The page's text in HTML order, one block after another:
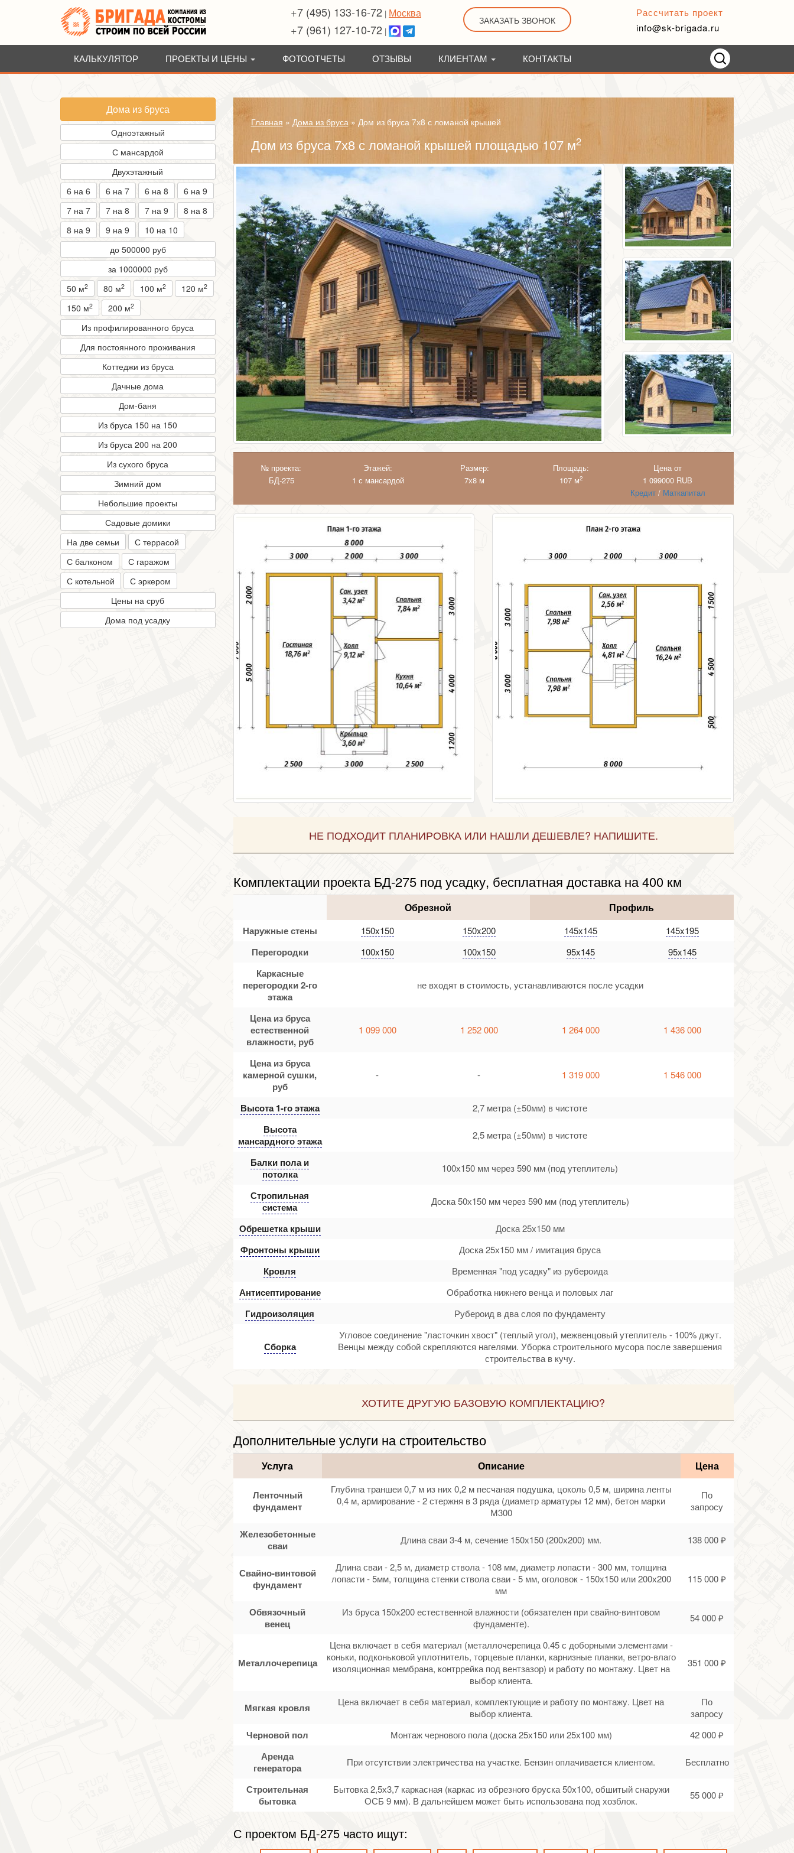
+7 (495) 133-16-72 | Москва
+7 (961) 127-10-72 |
ЗАКАЗАТЬ ЗВОНОК
Рассчитать проект
info@sk-brigada.ru
КАЛЬКУЛЯТОР ПРОЕКТЫ И ЦЕНЫ ФОТООТЧЕТЫ ОТЗЫВЫ КЛИЕНТАМ КОНТАКТЫ
Главная » Дома из бруса» Дом из бруса 7х8 с ломаной крышей
Дом из бруса 7х8 с ломаной крышей площадью 107 м2
№ проекта:
БД-275
Этажей:
1 с мансардой
Размер:
7х8 м
Площадь:
107 м2
Цена от
1 099000 RUB
Кредит/ Маткапитал
НЕ ПОДХОДИТ ПЛАНИРОВКА ИЛИ НАШЛИ ДЕШЕВЛЕ? НАПИШИТЕ.
Комплектации проекта БД-275 под усадку, бесплатная доставка на 400 км
Обрезной Профиль
Наружные стены 150x150 150x200 145x145 145x195
Перегородки 100x150 100x150 95x145 95x145
Каркасные
перегородки 2-го
этажа
не входят в стоимость, устанавливаются после усадки
Цена из бруса
естественной
влажности, руб
1 099 000 1 252 000 1 264 000 1 436 000
Цена из бруса
камерной сушки,
руб
- - 1 319 000 1 546 000
Высота 1-го этажа 2,7 метра (±50мм) в чистоте
Высота
мансардного этажа
2,5 метра (±50мм) в чистоте
Балки пола и
потолка
100х150 мм через 590 мм (под утеплитель)
Стропильная
система
Доска 50х150 мм через 590 мм (под утеплитель)
Обрешетка крыши Доска 25х150 мм
Фронтоны крыши Доска 25х150 мм / имитация бруса
Кровля Временная "под усадку" из рубероида
Антисептирование Обработка нижнего венца и половых лаг
Гидроизоляция Рубероид в два слоя по фундаменту
Сборка
Угловое соединение "ласточкин хвост" (теплый угол), межвенцовый утеплитель - 100% джут.
Венцы между собой скрепляются нагелями. Уборка строительного мусора после завершения
строительства в кучу.
ХОТИТЕ ДРУГУЮ БАЗОВУЮ КОМПЛЕКТАЦИЮ?
Дополнительные услуги на строительство
Услуга Описание Цена
Ленточный
фундамент
Глубина траншеи 0,7 м из них 0,2 м песчаная подушка, цоколь 0,5 м, ширина ленты
0,4 м, армирование - 2 стержня в 3 ряда (диаметр арматуры 12 мм), бетон марки
М300
По
запросу
Железобетонные
сваи
Длина сваи 3-4 м, сечение 150х150 (200х200) мм. 138 000 ₽
Свайно-винтовой
фундамент
Длина сваи - 2,5 м, диаметр ствола - 108 мм, диаметр лопасти - 300 мм, толщина
лопасти - 5мм, толщина стенки ствола сваи - 5 мм, оголовок - 150х150 или 200х200
мм
115 000 ₽
Обвязочный
венец
Из бруса 150х200 естественной влажности (обязателен при свайно-винтовом
фундаменте).
54 000 ₽
Металлочерепица
Цена включает в себя материал (металлочерепица 0.45 с доборными элементами -
коньки, подконьковой уплотнитель, торцевые планки, карнизные планки, ветро-влаго
изоляционная мембрана, контррейка под вентзазор) и работу по монтажу. Цвет на
выбор клиента.
351 000 ₽
Мягкая кровля
Цена включает в себя материал, комплектующие и работу по монтажу. Цвет на
выбор клиента.
По
запросу
Черновой пол Монтаж чернового пола (доска 25х150 или 25х100 мм) 42 000 ₽
Аренда
генератора
При отсутствии электричества на участке. Бензин оплачивается клиентом. Бесплатно
Строительная
бытовка
Бытовка 2,5х3,7 каркасная (каркас из обрезного бруска 50х100, обшитый снаружи
ОСБ 9 мм). В дальнейшем может быть использована под хозблок.
55 000 ₽
С проектом БД-275 часто ищут:
Дома из бруса
Одноэтажный
С мансардой
Двухэтажный
6 на 6
6 на 7 6 на 8
6 на 9
7 на 7
7 на 8 7 на 9
8 на 8
8 на 9
9 на 9
10 на 10
до 500000 руб
за 1000000 руб
50 м2 80 м2 100 м2 120 м2
150 м2 200 м2
Из профилированного бруса
Для постоянного проживания
Коттеджи из бруса
Дачные дома
Дом-баня
Из бруса 150 на 150
Из бруса 200 на 200
Из сухого бруса
Зимний дом
Небольшие проекты
Садовые домики
На две семьи
С террасой
С балконом
С гаражом
С котельной
С эркером
Цены на сруб
Дома под усадку